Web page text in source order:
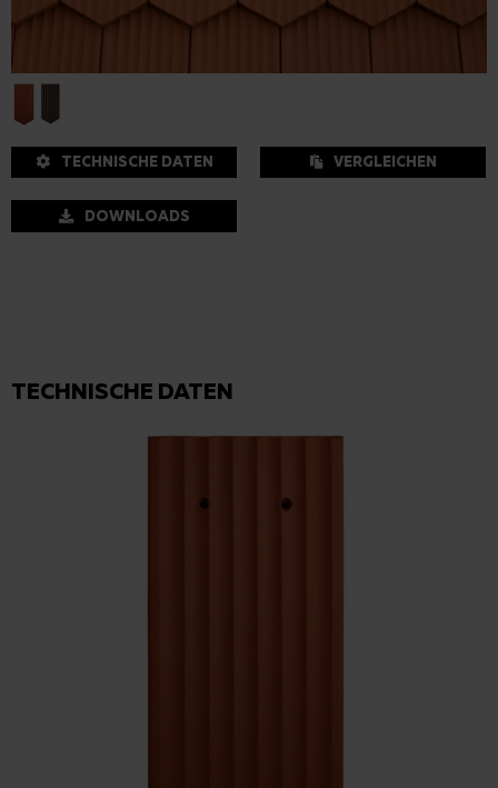
TECHNISCHE DATEN VERGLEICHEN
DOWNLOADS
TECHNISCHE DATEN